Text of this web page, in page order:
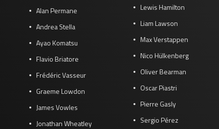
Alan Permane
Andrea Stella
Ayao Komatsu
Flavio Briatore
Frédéric Vasseur
Graeme Lowdon
James Vowles
Jonathan Wheatley
Lewis Hamilton
Liam Lawson
Max Verstappen
Nico Hülkenberg
Oliver Bearman
Oscar Piastri
Pierre Gasly
Sergio Pérez